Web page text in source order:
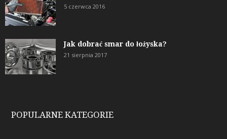
5 czerwca 2016
Jak dobrać smar do łożyska?
21 sierpnia 2017
POPULARNE KATEGORIE